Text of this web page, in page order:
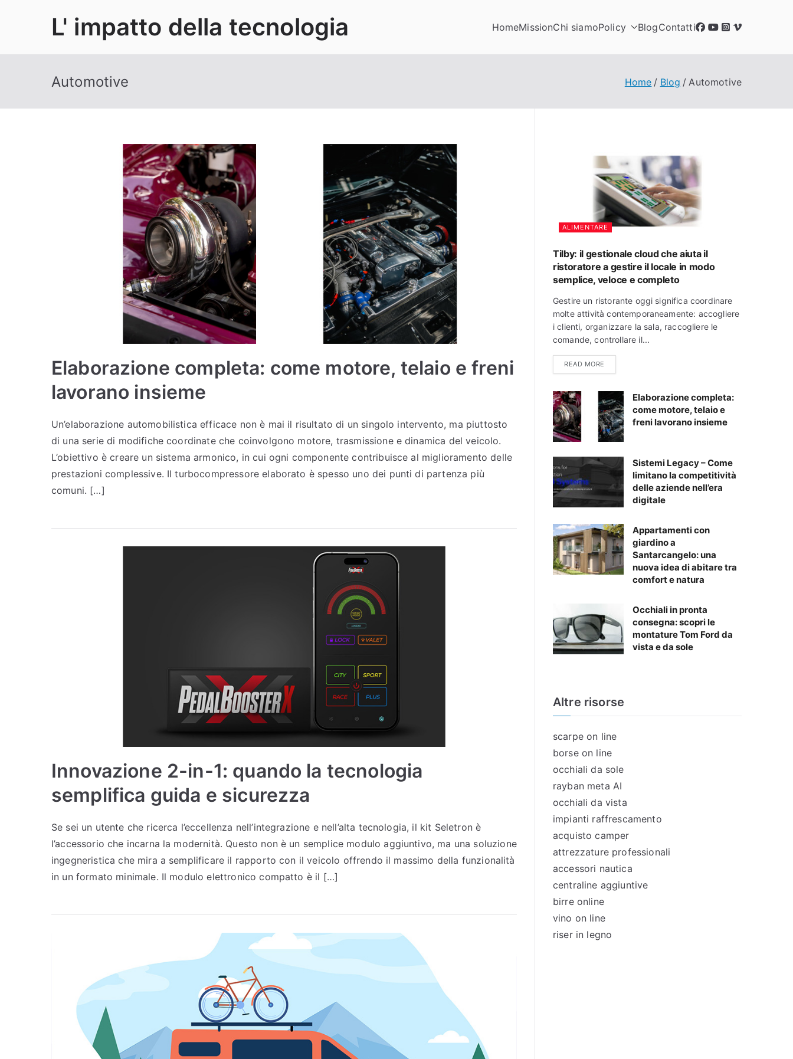
L' impatto della tecnologia HomeMissionChi siamoPolicy BlogContatti
Automotive Home Blog Automotive
Elaborazione completa: come motore, telaio e freni
lavorano insieme
Un’elaborazione automobilistica efficace non è mai il risultato di un singolo intervento, ma piuttosto
di una serie di modifiche coordinate che coinvolgono motore, trasmissione e dinamica del veicolo.
L’obiettivo è creare un sistema armonico, in cui ogni componente contribuisce al miglioramento delle
prestazioni complessive. Il turbocompressore elaborato è spesso uno dei punti di partenza più
comuni. […]
Innovazione 2-in-1: quando la tecnologia
semplifica guida e sicurezza
Se sei un utente che ricerca l’eccellenza nell’integrazione e nell’alta tecnologia, il kit Seletron è
l’accessorio che incarna la modernità. Questo non è un semplice modulo aggiuntivo, ma una soluzione
ingegneristica che mira a semplificare il rapporto con il veicolo offrendo il massimo della funzionalità
in un formato minimale. Il modulo elettronico compatto è il […]
ALIMENTARE
Tilby: il gestionale cloud che aiuta il
ristoratore a gestire il locale in modo
semplice, veloce e completo
Gestire un ristorante oggi significa coordinare
molte attività contemporaneamente: accogliere
i clienti, organizzare la sala, raccogliere le
comande, controllare il...
READ MORE
Elaborazione completa:
come motore, telaio e
freni lavorano insieme
Sistemi Legacy – Come
limitano la competitività
delle aziende nell’era
digitale
Appartamenti con
giardino a
Santarcangelo: una
nuova idea di abitare tra
comfort e natura
Occhiali in pronta
consegna: scopri le
montature Tom Ford da
vista e da sole
Altre risorse
scarpe on line
borse on line
occhiali da sole
rayban meta AI
occhiali da vista
impianti raffrescamento
acquisto camper
attrezzature professionali
accessori nautica
centraline aggiuntive
birre online
vino on line
riser in legno